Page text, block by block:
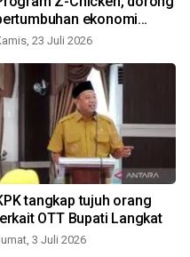
ekonomi
Langkat
23 Juli 2026
tangkap tujuh orang
OTT Bupati Langkat
3 Juli 2026